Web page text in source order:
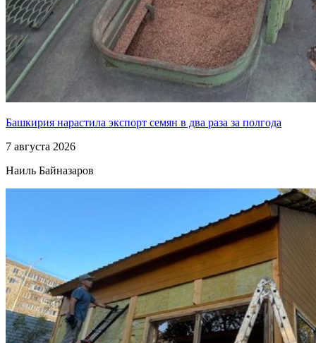
Башкирия нарастила экспорт семян в два раза за полгода
7 августа 2026
Наиль Байназаров